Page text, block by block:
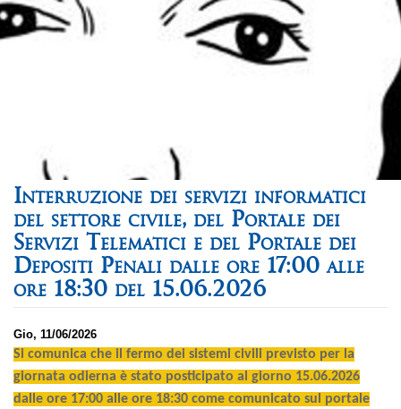
Interruzione dei servizi informatici
del settore civile, del Portale dei
Servizi Telematici e del Portale dei
Depositi Penali dalle ore 17:00 alle
ore 18:30 del 15.06.2026
Gio, 11/06/2026
Si comunica che il fermo dei sistemi civili previsto per la
giornata odierna è stato posticipato al giorno 15.06.2026
dalle ore 17:00 alle ore 18:30 come comunicato sul portale